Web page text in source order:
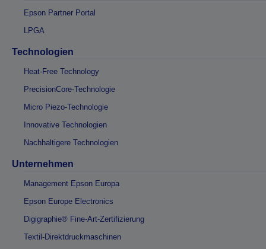
Epson Partner Portal
LPGA
Technologien
Heat-Free Technology
PrecisionCore-Technologie
Micro Piezo-Technologie
Innovative Technologien
Nachhaltigere Technologien
Unternehmen
Management Epson Europa
Epson Europe Electronics
Digigraphie® Fine-Art-Zertifizierung
Textil-Direktdruckmaschinen